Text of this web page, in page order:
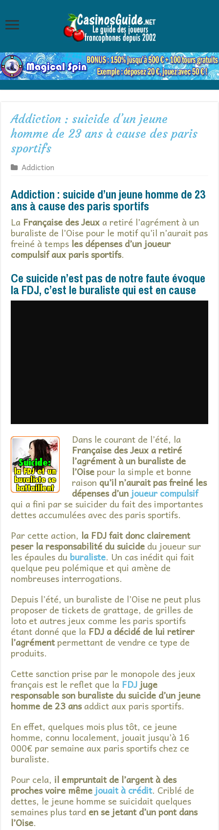
Addiction : suicide d’un jeune
homme de 23 ans à cause des paris
sportifs
Addiction
Addiction : suicide d’un jeune homme de 23
ans à cause des paris sportifs
La Française des Jeux a retiré l’agrément à un
buraliste de l’Oise pour le motif qu’il n’aurait pas
freiné à temps les dépenses d’un joueur
compulsif aux paris sportifs.
Ce suicide n’est pas de notre faute évoque
la FDJ, c’est le buraliste qui est en cause
Dans le courant de l’été, la
Française des Jeux a retiré
l’agrément à un buraliste de
l’Oisepour la simple et bonne
raison qu’il n’aurait pas freiné les
dépenses d’un joueur compulsif
qui a fini par se suicider du fait des importantes
dettes accumulées avec des paris sportifs.
Par cette action, la FDJ fait donc clairement
peser la responsabilité du suicide du joueur sur
les épaules du buraliste. Un cas inédit qui fait
quelque peu polémique et qui amène de
nombreuses interrogations.
Depuis l’été, un buraliste de l’Oise ne peut plus
proposer de tickets de grattage, de grilles de
loto et autres jeux comme les paris sportifs
étant donné que la FDJ a décidé de lui retirer
l’agrémentpermettant de vendre ce type de
produits.
Cette sanction prise par le monopole des jeux
français est le reflet que la FDJ juge
responsable son buraliste du suicide d’un jeune
homme de 23 ansaddict aux paris sportifs.
En effet, quelques mois plus tôt, ce jeune
homme, connu localement, jouait jusqu’à 16
000€ par semaine aux paris sportifs chez ce
buraliste.
Pour cela, il empruntait de l’argent à des
proches voire même jouait à crédit. Criblé de
dettes, le jeune homme se suicidait quelques
semaines plus tard en se jetant d’un pont dans
l’Oise.